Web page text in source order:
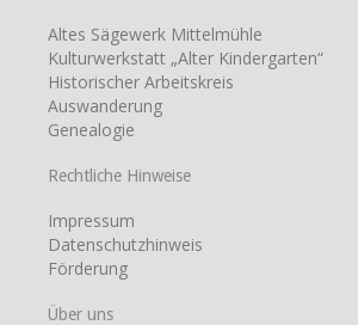
Altes Sägewerk Mittelmühle
Kulturwerkstatt „Alter Kindergarten“
Historischer Arbeitskreis
Auswanderung
Genealogie
Rechtliche Hinweise
Impressum
Datenschutzhinweis
Förderung
Über uns